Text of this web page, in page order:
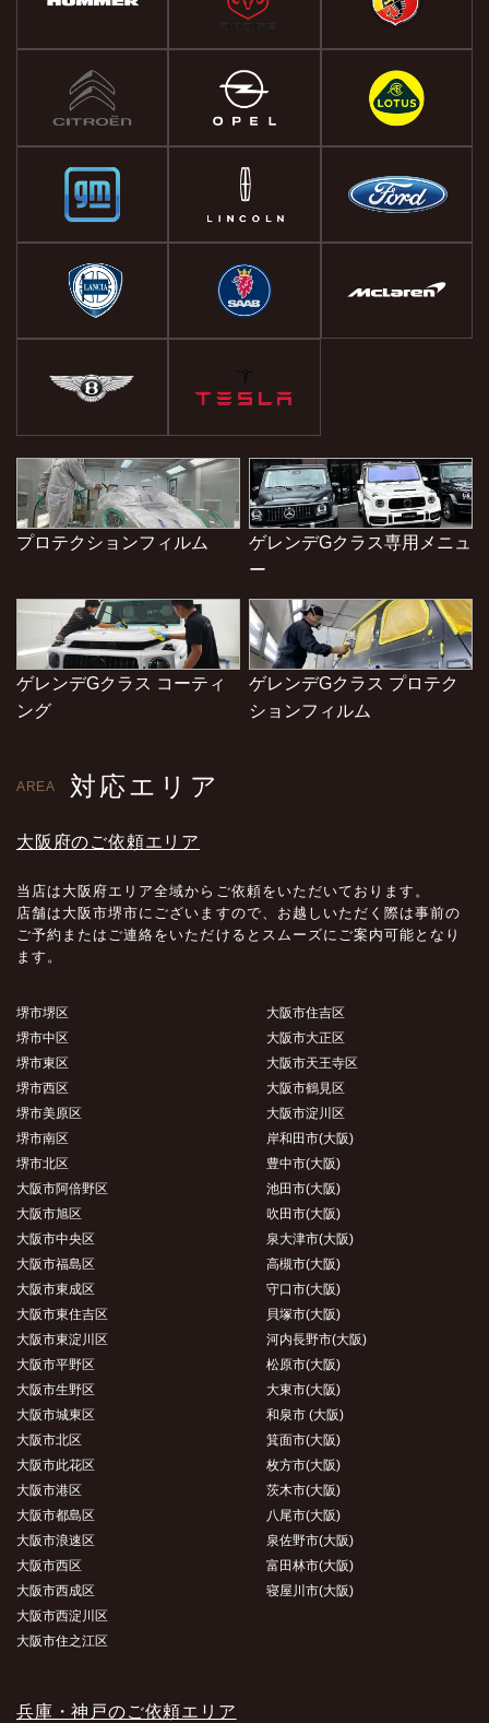
プロテクションフィルム
ゲレンデGクラス専用メニュ
ー
ゲレンデGクラス コーティ
ング
ゲレンデGクラス プロテク
ションフィルム
AREA 対応エリア
大阪府のご依頼エリア
当店は大阪府エリア全域からご依頼をいただいております。
店舗は大阪市堺市にございますので、お越しいただく際は事前の
ご予約またはご連絡をいただけるとスムーズにご案内可能となり
ます。
堺市堺区
堺市中区
堺市東区
堺市西区
堺市美原区
堺市南区
堺市北区
大阪市阿倍野区
大阪市旭区
大阪市中央区
大阪市福島区
大阪市東成区
大阪市東住吉区
大阪市東淀川区
大阪市平野区
大阪市生野区
大阪市城東区
大阪市北区
大阪市此花区
大阪市港区
大阪市都島区
大阪市浪速区
大阪市西区
大阪市西成区
大阪市西淀川区
大阪市住之江区
大阪市住吉区
大阪市大正区
大阪市天王寺区
大阪市鶴見区
大阪市淀川区
岸和田市(大阪)
豊中市(大阪)
池田市(大阪)
吹田市(大阪)
泉大津市(大阪)
高槻市(大阪)
守口市(大阪)
貝塚市(大阪)
河内長野市(大阪)
松原市(大阪)
大東市(大阪)
和泉市 (大阪)
箕面市(大阪)
枚方市(大阪)
茨木市(大阪)
八尾市(大阪)
泉佐野市(大阪)
富田林市(大阪)
寝屋川市(大阪)
兵庫・神戸のご依頼エリア